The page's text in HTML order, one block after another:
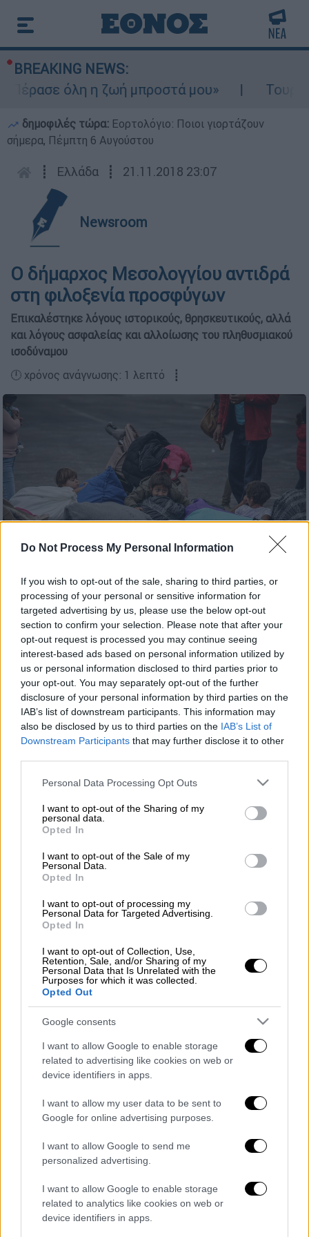
Do Not Process My Personal Information
If you wish to opt-out of the sale, sharing to third parties, or
processing of your personal or sensitive information for
targeted advertising by us, please use the below opt-out
section to confirm your selection. Please note that after your
opt-out request is processed you may continue seeing
interest-based ads based on personal information utilized by
us or personal information disclosed to third parties prior to
your opt-out. You may separately opt-out of the further
disclosure of your personal information by third parties on the
IAB’s list of downstream participants. This information may
also be disclosed by us to third parties on the IAB’s List of
Downstream Participants that may further disclose it to other
Please note that this website/app uses one or more Google
not limited to your visit or usage behaviour. You may click to
grant or deny consent to Google and its third-party tags to
use your data for below specified purposes in below Google
consent section.
Personal Data Processing Opt Outs
I want to opt-out of the Sharing of my
personal data.
Opted In
I want to opt-out of the Sale of my
Personal Data.
Opted In
I want to opt-out of processing my
Personal Data for Targeted Advertising.
Opted In
I want to opt-out of Collection, Use,
Retention, Sale, and/or Sharing of my
Personal Data that Is Unrelated with the
Purposes for which it was collected.
Opted Out
Google consents
I want to allow Google to enable storage
related to advertising like cookies on web or
device identifiers in apps.
I want to allow my user data to be sent to
Google for online advertising purposes.
I want to allow Google to send me
personalized advertising.
I want to allow Google to enable storage
related to analytics like cookies on web or
device identifiers in apps.
BREAKING NEWS:
όλη η ζωή μπροστά μου»
δημοφιλές τώρα: Εορτολόγιο: Ποιοι γιορτάζουν
σήμερα, Πέμπτη 6 Αυγούστου
┋ Ελλάδα ┋ 21.11.2018 23:07
Newsroom
Ο δήμαρχος Μεσολογγίου αντιδρά
στη φιλοξενία προσφύγων
Επικαλέστηκε λόγους ιστορικούς, θρησκευτικούς, αλλά
και λόγους ασφαλείας και αλλοίωσης του πληθυσμιακού
ισοδύναμου
🕛 χρόνος ανάγνωσης: 1 λεπτό ┋
Μεσολλογίου (EUROKINISSI/ΗΛΙΑΣ ΜΑΡΚΟΥ)
Προσθέστε το ΕΘΝΟΣ στη Google
Την αντίδραση του δημάρχου Μεσολογγίου
Νίκου Καραπάνου προκάλεσε η φιλοξενία
προσφύγων σε ξενοδοχειακή μονάδα της
πόλης.
Σε δηλώσεις που έκανε ο δήμαρχος, ανέφερε
ότι «ενημερώθηκα πως περίπου 150
πρόσφυγες , πονεμένοι άνθρωποι, έφθασαν
ξενοδοχείο».
Συμβούλιο είχε πάρει μία σχεδόν ομόφωνη
απόφαση τον Δεκέμβριο του 2017, σύμφωνα
με την οποία, αναγνωρίζουμε το
μεταναστευτικό πρόβλημα, αλλά λόγοι
ιστορικοί, θρησκευτικοί, αλλά και λόγοι
ασφαλείας και αλλοίωσης του πληθυσμιακού
ισοδύναμου, είναι απαράβατοι για εμάς».
Ακόμη, σύμφωνα με τη ίδια απόφαση, όπως
είπε ο δήμαρχος, «είμαστε αντίθετοι σε
ιδιωτικούς και δημόσιους στεγασμένους
χώρους εντός των ορίων του δήμου μας και
φιλοξενίας, ή άλλοι χώροι, είναι σημεία
εγκλεισμού και όχι χώροι υποδοχής για
οικογένειες και ευάλωτες κατηγορίες
συνανθρώπων μας».
Σε άλλο σημείο των δηλώσεών του, ο
δήμαρχος Μεσολογγίου προανήγγειλε ότι θα
συγκαλέσει σύσκεψη φορέων το πρωί της